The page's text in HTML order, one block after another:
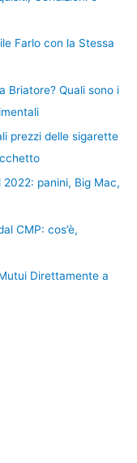
Farlo con la Stessa
Briatore? Quali sono i
prezzi delle sigarette
2022: panini, Big Mac,
CMP: cos’è,
Direttamente a